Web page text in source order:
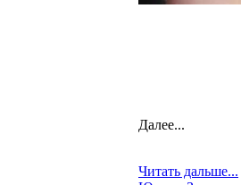
Далее...
Читать дальше...